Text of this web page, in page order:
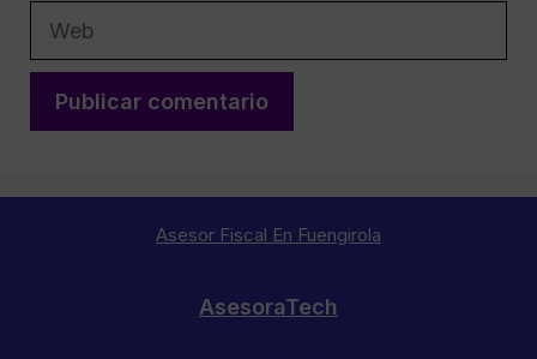
Asesor Fiscal En Fuengirola
AsesoraTech